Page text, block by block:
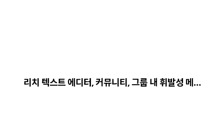
리치 텍스트 에디터, 커뮤니티, 그룹 내 휘발성 메…